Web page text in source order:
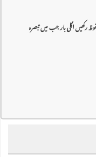
اگلی بار جب میں تبصرہ